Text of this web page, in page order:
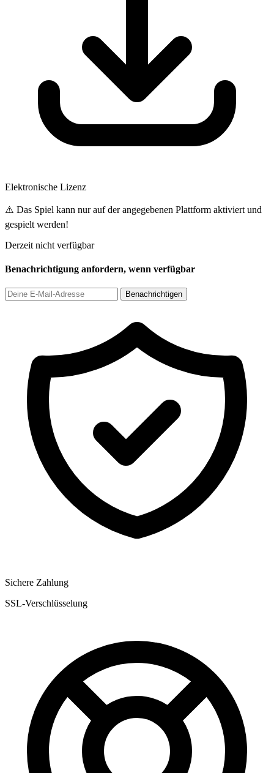
Elektronische Lizenz
⚠️ Das Spiel kann nur auf der angegebenen Plattform aktiviert und
gespielt werden!
Derzeit nicht verfügbar
Benachrichtigung anfordern, wenn verfügbar
Benachrichtigen
Sichere Zahlung
SSL-Verschlüsselung